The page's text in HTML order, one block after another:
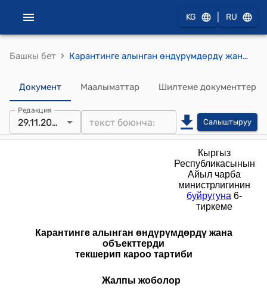
KG RU
Башкы бет › Карантинге алынган өндүрүмдөрдү жана объекттерди текшерип кароо тартиби (Кыргыз Республикасынын Айыл чарба министрлигинин 2023-жылдын 29-ноябрындагы № 431-НИ буйругуна ылайык)
Документ Маалыматтар Шилтеме документтер
Редакция
29.11.2023 Салыштыруу